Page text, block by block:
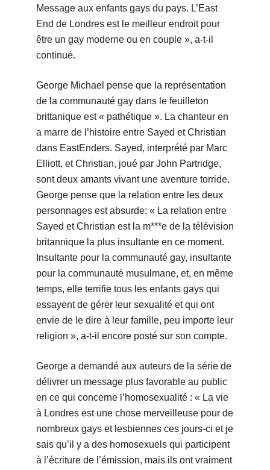
Message aux enfants gays du pays. L’East
End de Londres est le meilleur endroit pour
être un gay moderne ou en couple », a-t-il
continué.
George Michael pense que la représentation
de la communauté gay dans le feuilleton
brittanique est « pathétique ». La chanteur en
a marre de l’histoire entre Sayed et Christian
dans EastEnders. Sayed, interprété par Marc
Elliott, et Christian, joué par John Partridge,
sont deux amants vivant une aventure torride.
George pense que la relation entre les deux
personnages est absurde: « La relation entre
Sayed et Christian est la m***e de la télévision
britannique la plus insultante en ce moment.
Insultante pour la communauté gay, insultante
pour la communauté musulmane, et, en même
temps, elle terrifie tous les enfants gays qui
essayent de gérer leur sexualité et qui ont
envie de le dire à leur famille, peu importe leur
religion », a-t-il encore posté sur son compte.
George a demandé aux auteurs de la série de
délivrer un message plus favorable au public
en ce qui concerne l’homosexualité : « La vie
à Londres est une chose merveilleuse pour de
nombreux gays et lesbiennes ces jours-ci et je
sais qu’il y a des homosexuels qui participent
à l’écriture de l’émission, mais ils ont vraiment